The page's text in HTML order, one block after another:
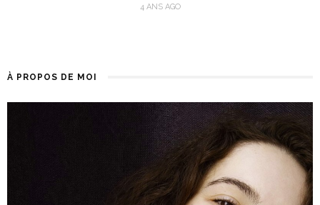
4 ANS AGO
À PROPOS DE MOI